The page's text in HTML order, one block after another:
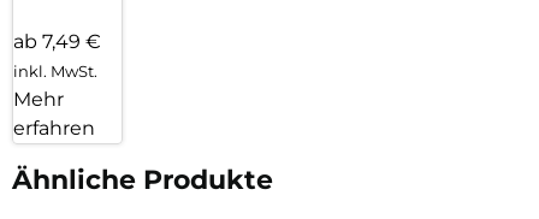
ab 7,49 €
inkl. MwSt.
Mehr
erfahren
Ähnliche Produkte